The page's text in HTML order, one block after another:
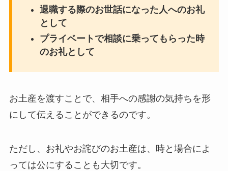
退職する際のお世話になった人へのお礼
として
プライベートで相談に乗ってもらった時
のお礼として
お土産を渡すことで、相手への感謝の気持ちを形
にして伝えることができるのです。
ただし、お礼やお詫びのお土産は、時と場合によ
っては公にすることも大切です。